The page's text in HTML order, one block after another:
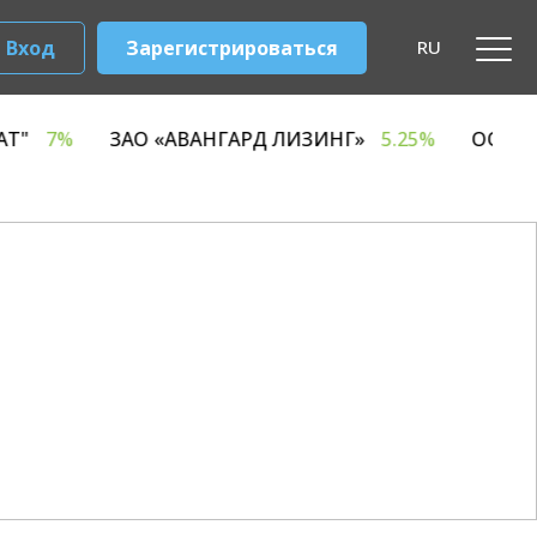
RU
Вход Зарегистрироваться
КОМБИНАТ" 7% ЗАО «АВАНГАРД ЛИЗИНГ»